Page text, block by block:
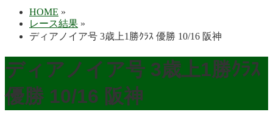
HOME »
レース結果 »
ディアノイア号 3歳上1勝ｸﾗｽ 優勝 10/16 阪神
ディアノイア号 3歳上1勝ｸﾗｽ
優勝 10/16 阪神